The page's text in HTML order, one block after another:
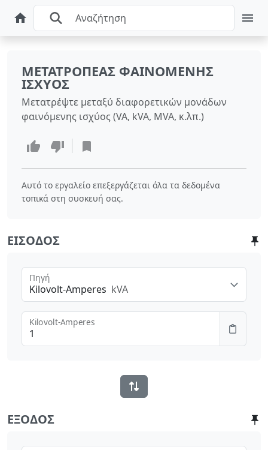
ΜΕΤΑΤΡΟΠΈΑΣ ΦΑΙΝΌΜΕΝΗΣ
ΙΣΧΎΟΣ
Μετατρέψτε μεταξύ διαφορετικών μονάδων
φαινόμενης ισχύος (VA, kVA, MVA, κ.λπ.)
Αυτό το εργαλείο επεξεργάζεται όλα τα δεδομένα
τοπικά στη συσκευή σας.
ΕΊΣΟΔΟΣ
Kilovolt-Amperes kVA
Πηγή
Kilovolt-Amperes
ΈΞΟΔΟΣ